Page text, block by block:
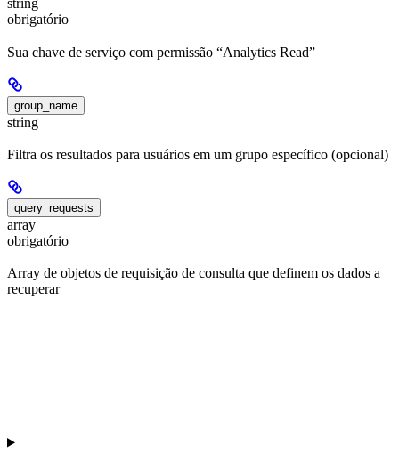
string
obrigatório
Sua chave de serviço com permissão “Analytics Read”
group_name
string
Filtra os resultados para usuários em um grupo específico (opcional)
query_requests
array
obrigatório
Array de objetos de requisição de consulta que definem os dados a
recuperar